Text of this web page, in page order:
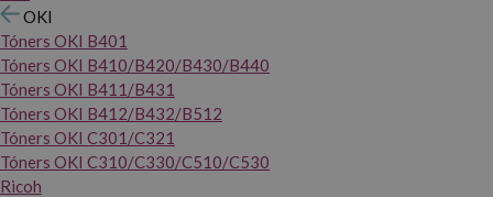
OKI
Tóners OKI B401
Tóners OKI B410/B420/B430/B440
Tóners OKI B411/B431
Tóners OKI B412/B432/B512
Tóners OKI C301/C321
Tóners OKI C310/C330/C510/C530
Ricoh